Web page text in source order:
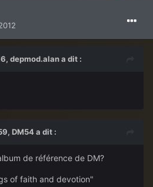
depmod.alan a dit :
DM54 a dit :
de référence de DM?
of faith and devotion"